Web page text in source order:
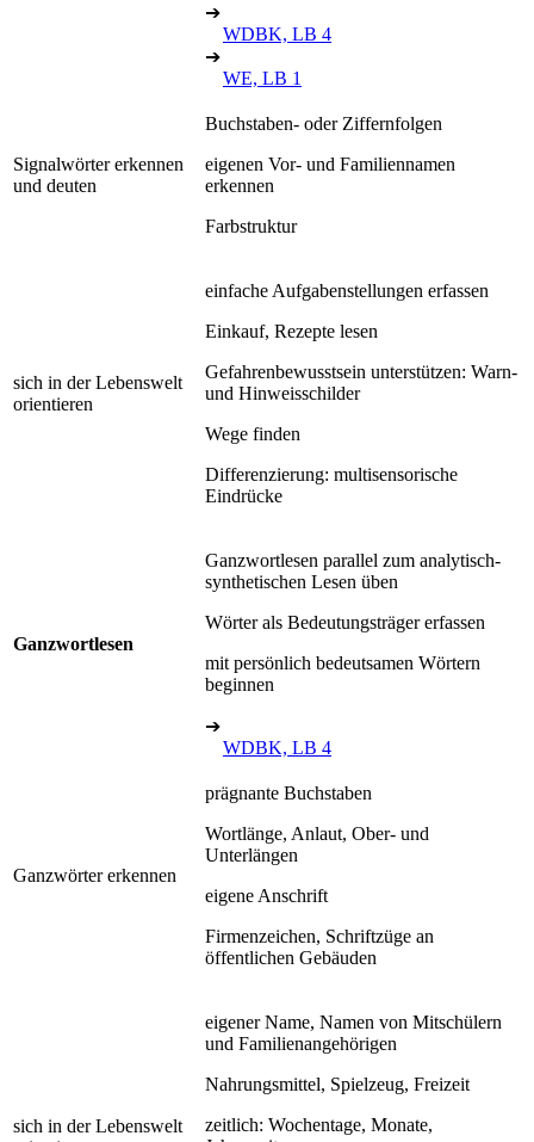
➔
WDBK, LB 4
➔
WE, LB 1
Signalwörter erkennen
und deuten
Buchstaben- oder Ziffernfolgen
eigenen Vor- und Familiennamen
erkennen
Farbstruktur
sich in der Lebenswelt
orientieren
einfache Aufgabenstellungen erfassen
Einkauf, Rezepte lesen
Gefahrenbewusstsein unterstützen: Warn-
und Hinweisschilder
Wege finden
Differenzierung: multisensorische
Eindrücke
Ganzwortlesen
Ganzwortlesen parallel zum analytisch-
synthetischen Lesen üben
Wörter als Bedeutungsträger erfassen
mit persönlich bedeutsamen Wörtern
beginnen
➔
WDBK, LB 4
Ganzwörter erkennen
prägnante Buchstaben
Wortlänge, Anlaut, Ober- und
Unterlängen
eigene Anschrift
Firmenzeichen, Schriftzüge an
öffentlichen Gebäuden
sich in der Lebenswelt
eigener Name, Namen von Mitschülern
und Familienangehörigen
Nahrungsmittel, Spielzeug, Freizeit
zeitlich: Wochentage, Monate,